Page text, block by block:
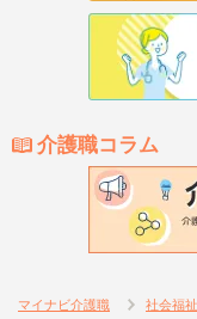
介護職コラム
マイナビ介護職 社会福